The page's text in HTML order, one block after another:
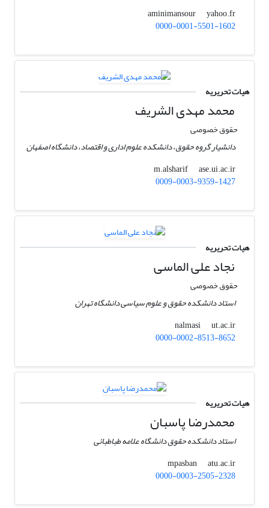
aminimansour
yahoo.fr
0000-0001-5501-1602
هیات تحریریه
محمد مهدی الشریف
حقوق خصوصی
دانشیار گروه حقوق، دانشکده علوم اداری و اقتصاد، دانشگاه اصفهان
m.alsharif
ase.ui.ac.ir
0009-0003-9359-1427
هیات تحریریه
نجاد علی الماسی
حقوق خصوصی
استاد دانشکده حقوق و علوم سیاسی دانشگاه تهران
nalmasi
ut.ac.ir
0000-0002-8513-8652
هیات تحریریه
محمدرضا پاسبان
استاد دانشکده حقوق دانشگاه علامه طباطبائی
mpasban
atu.ac.ir
0000-0003-2505-2328